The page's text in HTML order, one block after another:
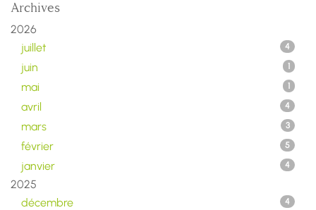
Archives
2026
juillet
4
juin 1
mai 1
avril 4
mars 3
février 5
janvier 4
2025
décembre
4